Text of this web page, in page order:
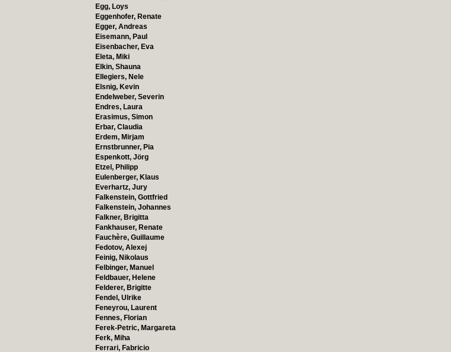
Egg, Loys
Eggenhofer, Renate
Egger, Andreas
Eisemann, Paul
Eisenbacher, Eva
Eleta, Miki
Elkin, Shauna
Ellegiers, Nele
Elsnig, Kevin
Endelweber, Severin
Endres, Laura
Erasimus, Simon
Erbar, Claudia
Erdem, Mirjam
Ernstbrunner, Pia
Espenkott, Jörg
Etzel, Philipp
Eulenberger, Klaus
Everhartz, Jury
Falkenstein, Gottfried
Falkenstein, Johannes
Falkner, Brigitta
Fankhauser, Renate
Fauchère, Guillaume
Fedotov, Alexej
Feinig, Nikolaus
Felbinger, Manuel
Feldbauer, Helene
Felderer, Brigitte
Fendel, Ulrike
Feneyrou, Laurent
Fennes, Florian
Ferek-Petric, Margareta
Ferk, Miha
Ferrari, Fabricio